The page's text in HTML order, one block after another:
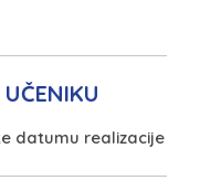
datumu realizacije